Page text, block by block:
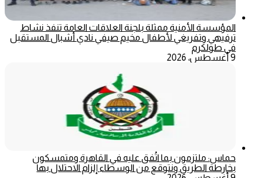
المؤسسة الأمنية ممثلة بلجنة العلاقات العامة تنفذ نشاط
ترفيهي وتفريغي لأطفال مخيم صيفي نادي أشبال المستقبل
في طولكرم
9 أغسطس، 2026
حماس: ملتزمون بما اتُفق عليه في القاهرة ومتمسكون
بخارطة الطريق ونتوقع من الوسطاء إلزام الاحتلال بها